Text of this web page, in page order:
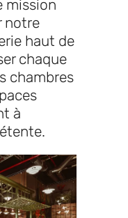
mission
notre
haut de
chaque
chambres
à